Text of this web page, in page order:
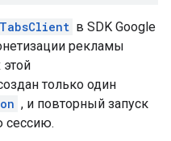
в SDK Google
рекламы
только один
, и повторный запуск
сессию.